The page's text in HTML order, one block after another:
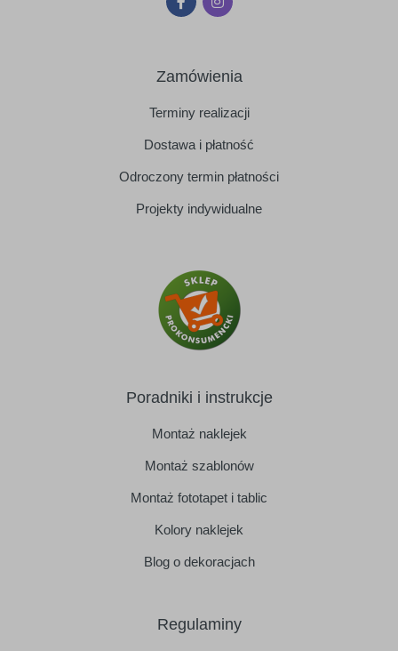
Zamówienia
Terminy realizacji
Dostawa i płatność
Odroczony termin płatności
Projekty indywidualne
Poradniki i instrukcje
Montaż naklejek
Montaż szablonów
Montaż fototapet i tablic
Kolory naklejek
Blog o dekoracjach
Regulaminy